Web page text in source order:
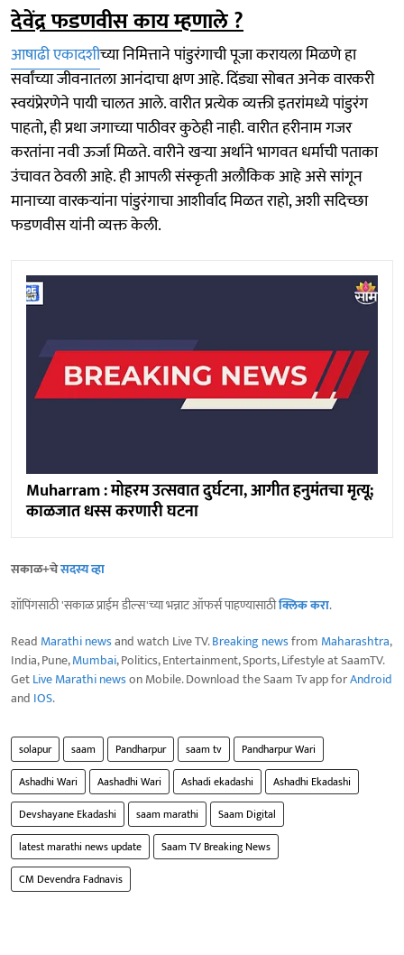
देवेंद्र फडणवीस काय म्हणाले ?
आषाढी एकादशीच्या निमित्ताने पांडुरंगाची पूजा करायला मिळणे हा
सर्वांच्या जीवनातला आनंदाचा क्षण आहे. दिंड्या सोबत अनेक वारकरी
स्वयंप्रेरणेने पायी चालत आले. वारीत प्रत्येक व्यक्ती इतरांमध्ये पांडुरंग
पाहतो, ही प्रथा जगाच्या पाठीवर कुठेही नाही. वारीत हरीनाम गजर
करतांना नवी ऊर्जा मिळते. वारीने खऱ्या अर्थाने भागवत धर्माची पताका
उंचावत ठेवली आहे. ही आपली संस्कृती अलौकिक आहे असे सांगून
मानाच्या वारकऱ्यांना पांडुरंगाचा आशीर्वाद मिळत राहो, अशी सदिच्छा
फडणवीस यांनी व्यक्त केली.
Muharram : मोहरम उत्सवात दुर्घटना, आगीत हनुमंतचा मृत्यू;
काळजात धस्स करणारी घटना
सकाळ+चेसदस्य व्हा
शॉपिंगसाठी 'सकाळ प्राईम डील्स'च्या भन्नाट ऑफर्स पाहण्यासाठीक्लिक करा.
Read Marathi newsand watch Live TV.Breaking newsfrom Maharashtra,
India, Pune,Mumbai, Politics, Entertainment, Sports, Lifestyle at SaamTV.
GetLive Marathi newson Mobile. Download the Saam Tv app forAndroid
and IOS.
solapur saam Pandharpur saam tv
Pandharpur Wari
Ashadhi Wari
Aashadhi Wari Ashadi ekadashi
Ashadhi Ekadashi
Devshayane Ekadashi
saam marathi
Saam Digital
latest marathi news update
Saam TV Breaking News
CM Devendra Fadnavis